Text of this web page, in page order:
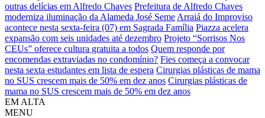
outras delícias em Alfredo Chaves Prefeitura de Alfredo Chaves
moderniza iluminação da Alameda José Seme Arraiá do Improviso
acontece nesta sexta-feira (07) em Sagrada Família Piazza acelera
expansão com seis unidades até dezembro Projeto “Sorrisos Nos
CEUs” oferece cultura gratuita a todos Quem responde por
encomendas extraviadas no condomínio? Fies começa a convocar
nesta sexta estudantes em lista de espera Cirurgias plásticas de mama
no SUS crescem mais de 50% em dez anos Cirurgias plásticas de
mama no SUS crescem mais de 50% em dez anos
EM ALTA
MENU